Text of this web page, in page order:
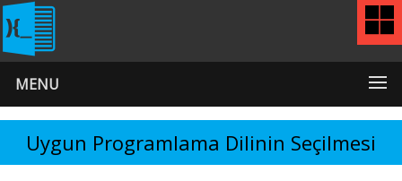
MENU
Uygun Programlama Dilinin Seçilmesi